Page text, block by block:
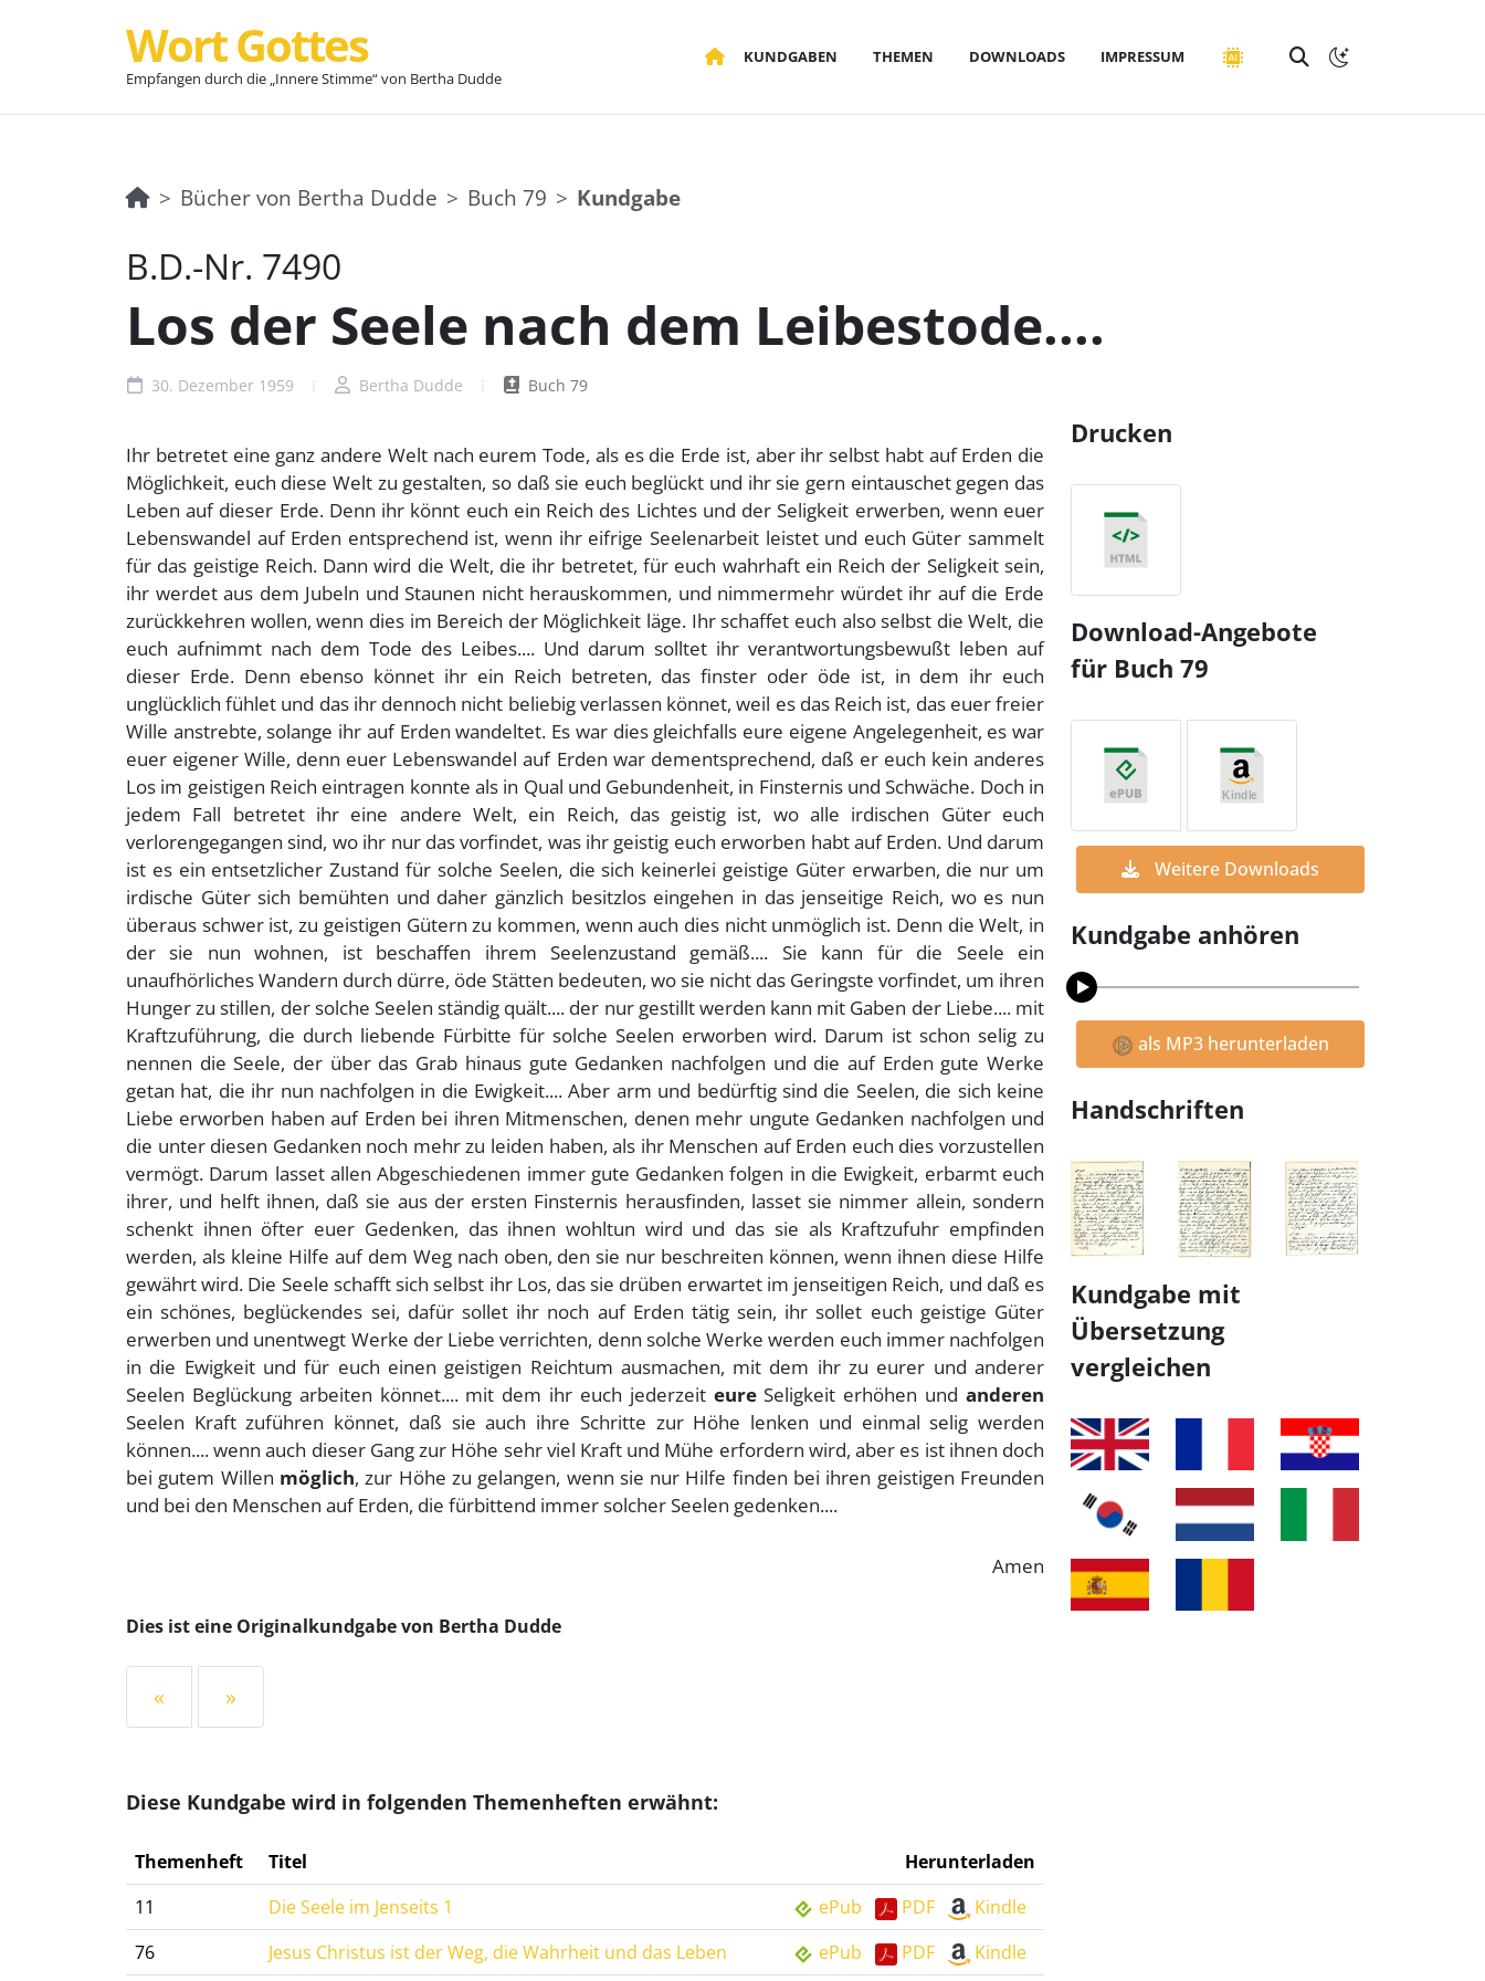
Wort Gottes
Empfangen durch die „Innere Stimme“ von Bertha Dudde
KUNDGABEN THEMEN DOWNLOADS IMPRESSUM
Bücher von Bertha Dudde Buch 79 Kundgabe
B.D.-Nr. 7490
Los der Seele nach dem Leibestode....
30. Dezember 1959 Bertha Dudde Buch 79
Ihr betretet eine ganz andere Welt nach eurem Tode, als es die Erde ist, aber ihr selbst habt auf Erden die
Möglichkeit, euch diese Welt zu gestalten, so daß sie euch beglückt und ihr sie gern eintauschet gegen das
Leben auf dieser Erde. Denn ihr könnt euch ein Reich des Lichtes und der Seligkeit erwerben, wenn euer
Lebenswandel auf Erden entsprechend ist, wenn ihr eifrige Seelenarbeit leistet und euch Güter sammelt
für das geistige Reich. Dann wird die Welt, die ihr betretet, für euch wahrhaft ein Reich der Seligkeit sein,
ihr werdet aus dem Jubeln und Staunen nicht herauskommen, und nimmermehr würdet ihr auf die Erde
zurückkehren wollen, wenn dies im Bereich der Möglichkeit läge. Ihr schaffet euch also selbst die Welt, die
euch aufnimmt nach dem Tode des Leibes.... Und darum solltet ihr verantwortungsbewußt leben auf
dieser Erde. Denn ebenso könnet ihr ein Reich betreten, das finster oder öde ist, in dem ihr euch
unglücklich fühlet und das ihr dennoch nicht beliebig verlassen könnet, weil es das Reich ist, das euer freier
Wille anstrebte, solange ihr auf Erden wandeltet. Es war dies gleichfalls eure eigene Angelegenheit, es war
euer eigener Wille, denn euer Lebenswandel auf Erden war dementsprechend, daß er euch kein anderes
Los im geistigen Reich eintragen konnte als in Qual und Gebundenheit, in Finsternis und Schwäche. Doch in
jedem Fall betretet ihr eine andere Welt, ein Reich, das geistig ist, wo alle irdischen Güter euch
verlorengegangen sind, wo ihr nur das vorfindet, was ihr geistig euch erworben habt auf Erden. Und darum
ist es ein entsetzlicher Zustand für solche Seelen, die sich keinerlei geistige Güter erwarben, die nur um
irdische Güter sich bemühten und daher gänzlich besitzlos eingehen in das jenseitige Reich, wo es nun
überaus schwer ist, zu geistigen Gütern zu kommen, wenn auch dies nicht unmöglich ist. Denn die Welt, in
der sie nun wohnen, ist beschaffen ihrem Seelenzustand gemäß.... Sie kann für die Seele ein
unaufhörliches Wandern durch dürre, öde Stätten bedeuten, wo sie nicht das Geringste vorfindet, um ihren
Hunger zu stillen, der solche Seelen ständig quält.... der nur gestillt werden kann mit Gaben der Liebe.... mit
Kraftzuführung, die durch liebende Fürbitte für solche Seelen erworben wird. Darum ist schon selig zu
nennen die Seele, der über das Grab hinaus gute Gedanken nachfolgen und die auf Erden gute Werke
getan hat, die ihr nun nachfolgen in die Ewigkeit.... Aber arm und bedürftig sind die Seelen, die sich keine
Liebe erworben haben auf Erden bei ihren Mitmenschen, denen mehr ungute Gedanken nachfolgen und
die unter diesen Gedanken noch mehr zu leiden haben, als ihr Menschen auf Erden euch dies vorzustellen
vermögt. Darum lasset allen Abgeschiedenen immer gute Gedanken folgen in die Ewigkeit, erbarmt euch
ihrer, und helft ihnen, daß sie aus der ersten Finsternis herausfinden, lasset sie nimmer allein, sondern
schenkt ihnen öfter euer Gedenken, das ihnen wohltun wird und das sie als Kraftzufuhr empfinden
werden, als kleine Hilfe auf dem Weg nach oben, den sie nur beschreiten können, wenn ihnen diese Hilfe
gewährt wird. Die Seele schafft sich selbst ihr Los, das sie drüben erwartet im jenseitigen Reich, und daß es
ein schönes, beglückendes sei, dafür sollet ihr noch auf Erden tätig sein, ihr sollet euch geistige Güter
erwerben und unentwegt Werke der Liebe verrichten, denn solche Werke werden euch immer nachfolgen
in die Ewigkeit und für euch einen geistigen Reichtum ausmachen, mit dem ihr zu eurer und anderer
Seelen Beglückung arbeiten könnet.... mit dem ihr euch jederzeit eureSeligkeit erhöhen undanderen
Seelen Kraft zuführen könnet, daß sie auch ihre Schritte zur Höhe lenken und einmal selig werden
können.... wenn auch dieser Gang zur Höhe sehr viel Kraft und Mühe erfordern wird, aber es ist ihnen doch
bei gutem Willen möglich, zur Höhe zu gelangen, wenn sie nur Hilfe finden bei ihren geistigen Freunden
und bei den Menschen auf Erden, die fürbittend immer solcher Seelen gedenken....
Amen
Dies ist eine Originalkundgabe von Bertha Dudde
« »
Diese Kundgabe wird in folgenden Themenheften erwähnt:
Themenheft Titel
Herunterladen
11
Die Seele im Jenseits 1 ePub PDF
Kindle
76
Jesus Christus ist der Weg, die Wahrheit und das Leben ePub PDF Kindle
Drucken
Download-Angebote
für Buch 79
Weitere Downloads
Kundgabe anhören
als MP3 herunterladen
Handschriften
Kundgabe mit
Übersetzung
vergleichen